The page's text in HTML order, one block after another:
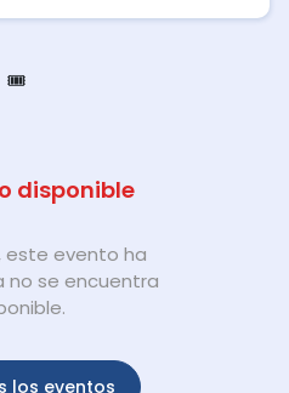
🎟️
disponible
este evento ha
no se encuentra
los eventos